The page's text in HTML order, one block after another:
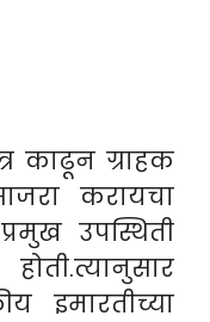
काढून ग्राहक
करायचा
उपस्थिती
इमारतीच्या